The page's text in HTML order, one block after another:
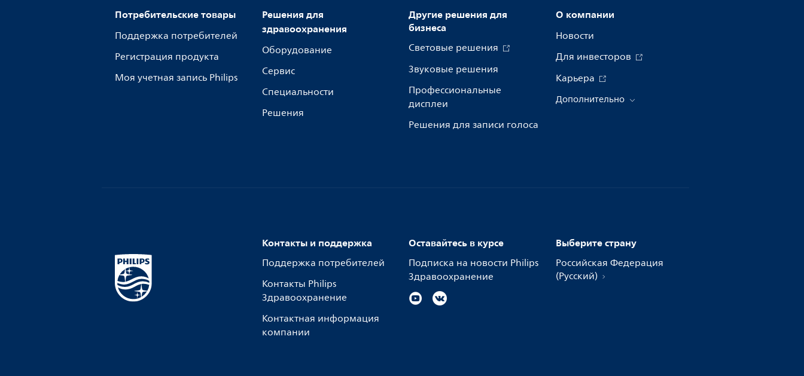
Потребительские товары
Поддержка потребителей
Регистрация продукта
Моя учетная запись Philips
Решения для
здравоохранения
Оборудование
Сервис
Специальности
Решения
Другие решения для
бизнеса
Световые решения
Звуковые решения
Профессиональные
дисплеи
Решения для записи голоса
О компании
Новости
Для инвесторов
Карьера
Дополнительно
Контакты и поддержка
Поддержка потребителей
Контакты Philips
Здравоохранение
Контактная информация
компании
Оставайтесь в курсе
Подписка на новости Philips
Здравоохранение
Выберите страну
Российская Федерация
(Русский)